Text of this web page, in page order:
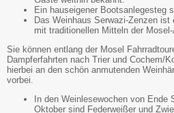
Ein hauseigener Bootsanlegesteg
Das Weinhaus Serwazi-Zenzen
mit traditionellen Mitteln der
Sie können entlang der Mosel
Dampferfahrten nach Trier und Cochem/
hierbei an den schön anmutenden
vorbei.
In den Weinlesewochen von
Oktober sind Federweißer und